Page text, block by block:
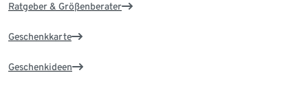
Ratgeber & Größenberater
Geschenkkarte
Geschenkideen